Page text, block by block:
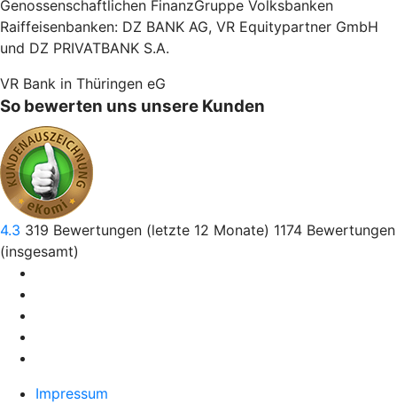
Genossenschaftlichen FinanzGruppe Volksbanken
Raiffeisenbanken: DZ BANK AG, VR Equitypartner GmbH
und DZ PRIVATBANK S.A.
VR Bank in Thüringen eG
So bewerten uns unsere Kunden
4.3 319 Bewertungen (letzte 12 Monate) 1174 Bewertungen
(insgesamt)
Impressum